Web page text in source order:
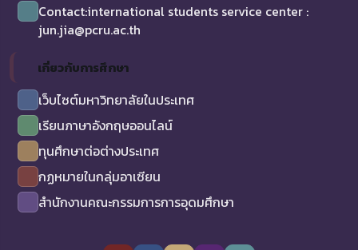
Contact:international students service center :
jun.jia@pcru.ac.th
เกี่ยวกับการศึกษา
เว็บไซต์มหาวิทยาลัยในประเทศ
เรียนภาษาอังกฤษออนไลน์
ทุนศึกษาต่อต่างประเทศ
กฏหมายในกลุ่มอาเซียน
สำนักงานคณะกรรมการการอุดมศึกษา